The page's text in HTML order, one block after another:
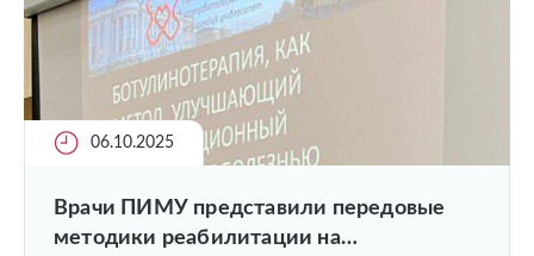
06.10.2025
Врачи ПИМУ представили передовые
методики реабилитации на